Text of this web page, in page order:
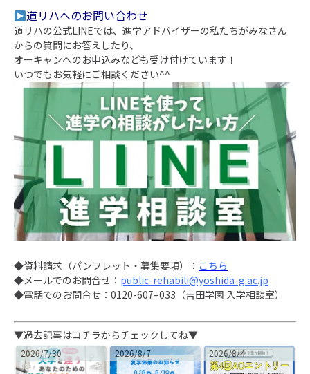
道リハへのお問い合わせ
道リハの公式LINEでは、進学アドバイザーの私たちがみなさん
からの質問にお答えしたり、
オーキャンへのお申込みなども受け付けています ！
いつでもお気軽にご相談ください^^
◆資料請求 （パンフレット ・ 募集要項） ： こちら
◆メールでのお問合せ ： public-rehabili@yoshida-g.ac.jp
◆電話でのお問合せ ： 0120-607–033（吉田学園 入学相談室）
▼過去記事はコチラからチェックしてね▼
2026/8/7 2026/8/4 2026/8/1